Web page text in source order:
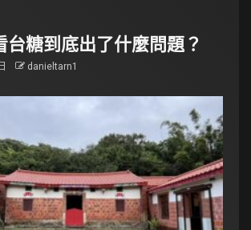
台糖到底出了什麼問題？
danieltarn1